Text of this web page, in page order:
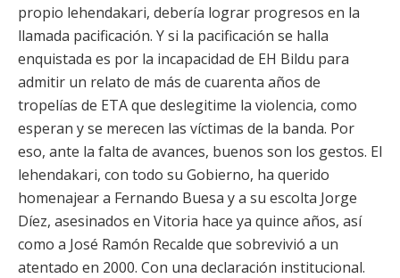
propio lehendakari, debería lograr progresos en la
llamada pacificación. Y si la pacificación se halla
enquistada es por la incapacidad de EH Bildu para
admitir un relato de más de cuarenta años de
tropelías de ETA que deslegitime la violencia, como
esperan y se merecen las víctimas de la banda. Por
eso, ante la falta de avances, buenos son los gestos. El
lehendakari, con todo su Gobierno, ha querido
homenajear a Fernando Buesa y a su escolta Jorge
Díez, asesinados en Vitoria hace ya quince años, así
como a José Ramón Recalde que sobrevivió a un
atentado en 2000. Con una declaración institucional.